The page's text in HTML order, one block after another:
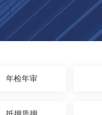
年检年审